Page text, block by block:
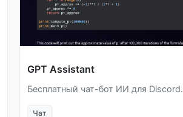
GPT Assistant
Бесплатный чат-бот ИИ для Discord.
Чат